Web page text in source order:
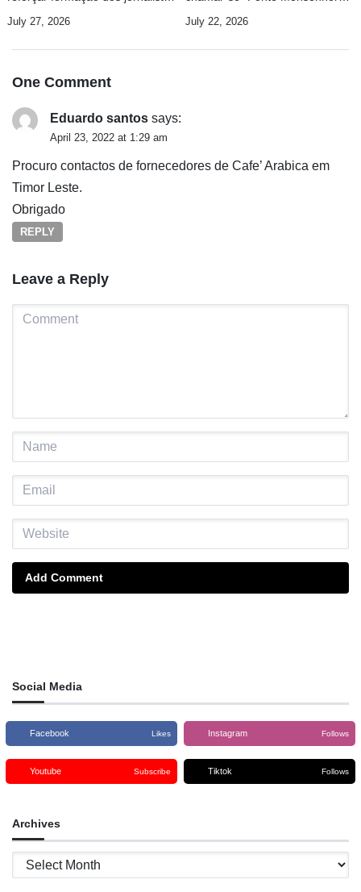
e investir na investigação
July 27, 2026
Martinho da Costa Lopes”
July 22, 2026
One Comment
Eduardo santos says:
April 23, 2022 at 1:29 am
Procuro contactos de fornecedores de Cafe’ Arabica em
Timor Leste.
Obrigado
REPLY
Leave a Reply
Add Comment
Social Media
Facebook Likes Instagram Follows
Youtube Subscribe Tiktok Follows
Archives
Archives